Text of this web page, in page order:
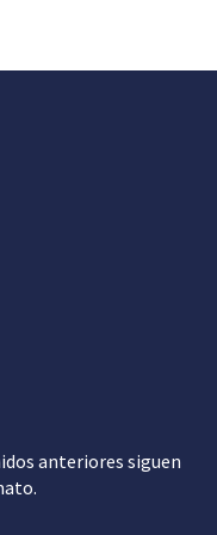
anteriores siguen